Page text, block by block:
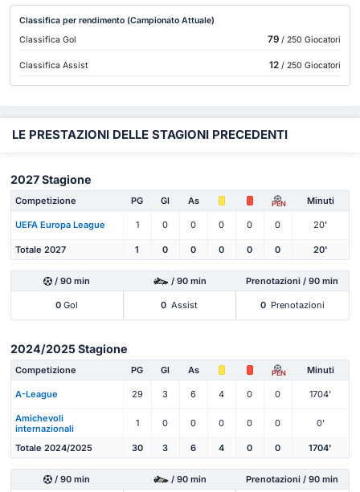
Classifica per rendimento (Campionato Attuale)
Classifica Gol
79/ 250 Giocatori
Classifica Assist 12/ 250 Giocatori
LE PRESTAZIONI DELLE STAGIONI PRECEDENTI
2027 Stagione
Competizione PG Gl As PEN Minuti
UEFA Europa League 1 0 0 0 0 0 20'
Totale 2027 1 0 0 0 0 0 20'
/ 90 min / 90 min Prenotazioni / 90 min
0 Gol 0 Assist 0 Prenotazioni
2024/2025 Stagione
Competizione PG Gl As PEN Minuti
A-League 29 3 6 4 0 0 1704'
Amichevoli
internazionali
1 0 0 0 0 0 0'
Totale 2024/2025 30 3 6 4 0 0 1704'
/ 90 min / 90 min Prenotazioni / 90 min